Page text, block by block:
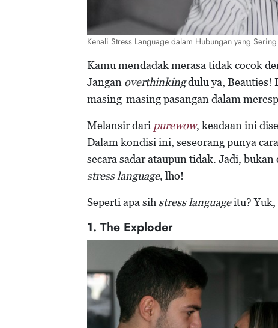
Kenali Stress Language dalam Hubungan yang
Kamu mendadak merasa tidak cocok
Jangan overthinkingdulu ya, Beauties!
masing-masing pasangan dalam
Melansir dari purewow, keadaan ini
Dalam kondisi ini, seseorang punya
secara sadar ataupun tidak. Jadi, bukan
stress language, lho!
Seperti apa sihstress languageitu?
1. The Exploder